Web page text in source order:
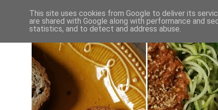
This site uses cookies from Google to deliver its
are shared with Google along with performance and
statistics, and to detect and address abuse.